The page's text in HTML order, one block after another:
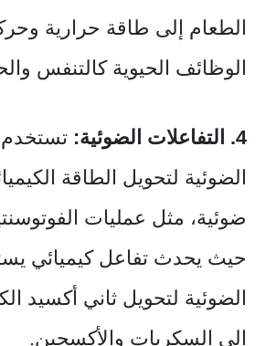
الطعام إلى طاقة حرارية
الوظائف الحيوية كالتنفس
4. التفاعلات الضوئية:
تستخدم
الضوئية لتحويل الطاقة
ضوئية، مثل عمليات
حيث يحدث تفاعل كيميائي
الضوئية لتحويل ثاني أكسيد
إلى السكريات والأكسجين.